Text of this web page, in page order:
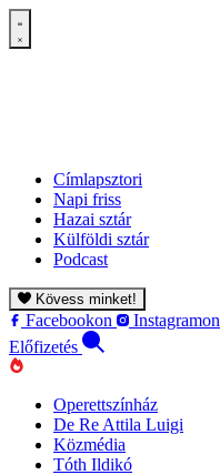
Címlapsztori
Napi friss
Hazai sztár
Külföldi sztár
Podcast
Kövess minket!
Facebookon Instagramon
Előfizetés
Operettszínház
De Re Attila Luigi
Közmédia
Tóth Ildikó